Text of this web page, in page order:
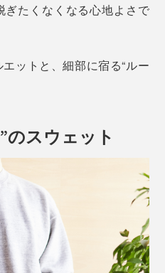
たくなくなる心地よさで
ットと、細部に宿る“ルー
のスウェット